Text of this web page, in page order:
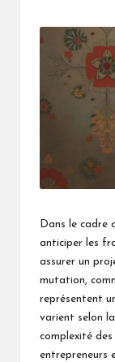
Dans le cadre
anticiper les
assurer un
mutation,
représentent
varient selon
complexité
entrepreneurs